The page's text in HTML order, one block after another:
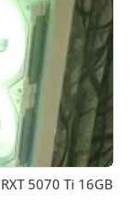
5070 Ti 16GB